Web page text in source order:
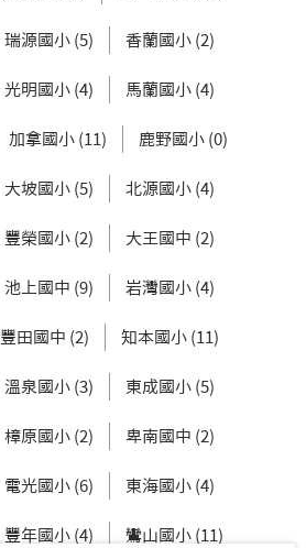
瑞源國小 (5) 香蘭國小 (2)
光明國小 (4) 馬蘭國小 (4)
加拿國小 (11) 鹿野國小 (0)
大坡國小 (5) 北源國小 (4)
豐榮國小 (2) 大王國中 (2)
池上國中 (9) 岩灣國小 (4)
豐田國中 (2) 知本國小 (11)
溫泉國小 (3) 東成國小 (5)
樟原國小 (2) 卑南國中 (2)
電光國小 (6) 東海國小 (4)
豐年國小 (4) 鸞山國小 (11)